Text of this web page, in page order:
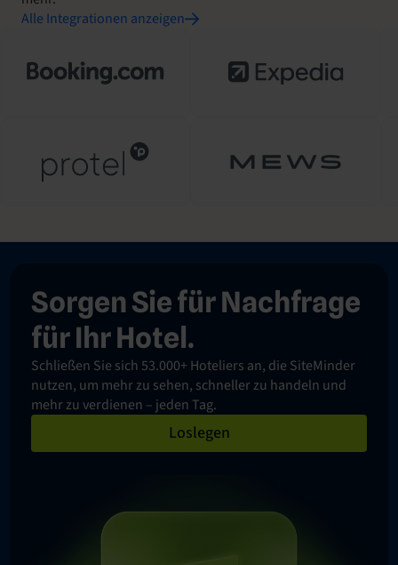
Alle Integrationen anzeigen
Sorgen Sie für Nachfrage
für Ihr Hotel.
Schließen Sie sich 53.000+ Hoteliers an, die SiteMinder
nutzen, um mehr zu sehen, schneller zu handeln und
mehr zu verdienen – jeden Tag.
Loslegen